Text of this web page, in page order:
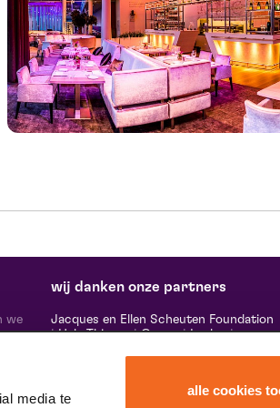
media te
alle cookies
we
wij danken onze partners
Jacques en Ellen Scheuten Foundation
|Hela Thissen|Canon|Leolux|
Vostermans Companies|Unica